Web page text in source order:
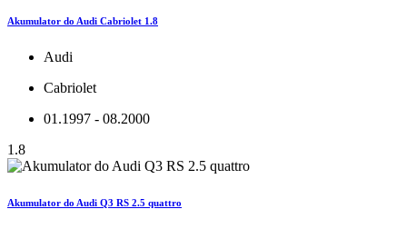
Akumulator do Audi Cabriolet 1.8
Audi
Cabriolet
01.1997 - 08.2000
1.8
Akumulator do Audi Q3 RS 2.5 quattro